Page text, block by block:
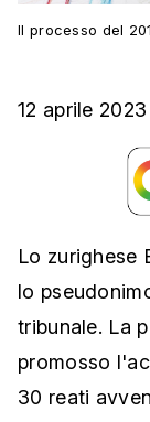
Il processo del
12 aprile 2023
Lo zurighese
lo
tribunale. La
promosso
30 reati